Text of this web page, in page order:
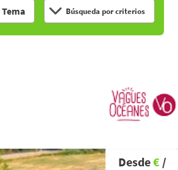
Tema Búsqueda por criterios
Desde€ /